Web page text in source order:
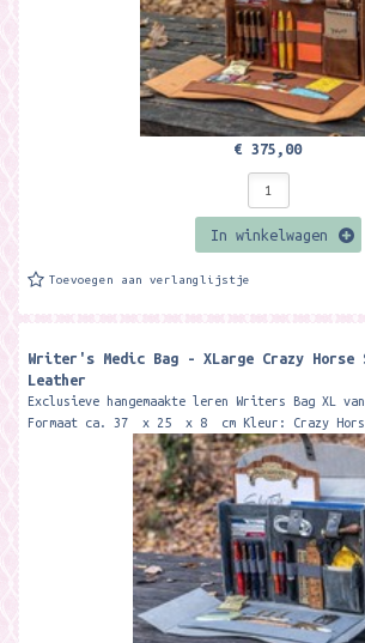
€ 375,00
In winkelwagen
Toevoegen aan verlanglijstje
Writer's Medic Bag - XLarge Crazy Horse
Leather
Exclusieve hangemaakte leren Writers Bag XL
Formaat ca. 37 x 25 x 8 cm Kleur: Crazy